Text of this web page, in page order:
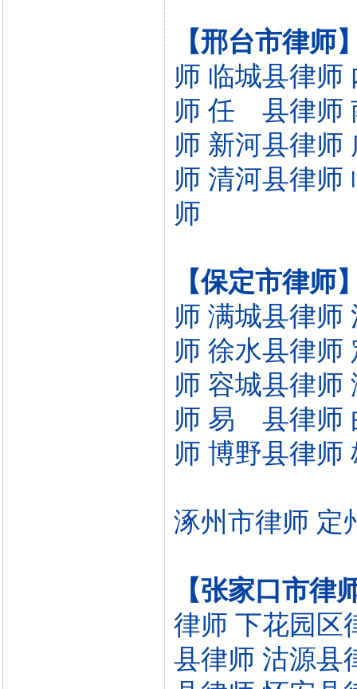
【邢台市律师
师 临城县律师
师 任 县律师
师 新河县律师
师 清河县律师
师
【保定市律师
师 满城县律师
师 徐水县律师
师 容城县律师
师 易 县律师
师 博野县律师
涿州市律师 定
【张家口市律
律师 下花园区
县律师 沽源县